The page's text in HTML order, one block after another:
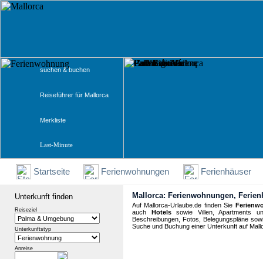
Startseite Ferienwohnungen Ferienhäuser
suchen & buchen
Reiseführer für Mallorca
Mallorca: Ferienwohnungen,
Auf Mallorca-Urlaube.de finden Sie
auch Hotelssowie Villen, Apartments
Beschreibungen, Fotos, Belegungspläne
Suche und Buchung einer Unterkunft auf
Merkliste
Last-Minute
Unterkunft finden
Reiseziel
Unterkunftstyp
Anreise